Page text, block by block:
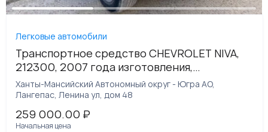
Легковые автомобили
Транспортное средство CHEVROLET NIVA,
212300, 2007 года изготовления,
идентификационный номер (VIN)
X9L21230080204394
Ханты-Мансийский Автономный округ - Югра АО,
Лангепас, Ленина ул, дом 48
259 000.00 ₽
Начальная цена